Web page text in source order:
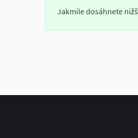
Jakmile dosáhnete